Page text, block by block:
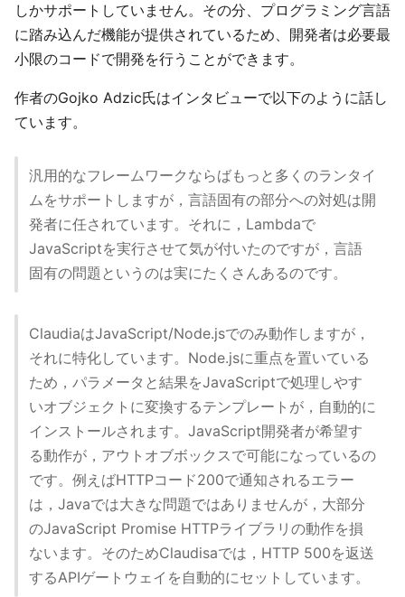
しかサポートしていません。その分、プログラミング言語
に踏み込んだ機能が提供されているため、開発者は必要最
小限のコードで開発を行うことができます。
作者のGojko Adzic氏はインタビューで以下のように話し
ています。
汎用的なフレームワークならばもっと多くのランタイ
ムをサポートしますが，言語固有の部分への対処は開
発者に任されています。それに，Lambdaで
JavaScriptを実行させて気が付いたのですが，言語
固有の問題というのは実にたくさんあるのです。
ClaudiaはJavaScript/Node.jsでのみ動作しますが，
それに特化しています。Node.jsに重点を置いている
ため，パラメータと結果をJavaScriptで処理しやす
いオブジェクトに変換するテンプレートが，自動的に
インストールされます。JavaScript開発者が希望す
る動作が，アウトオブボックスで可能になっているの
です。例えばHTTPコード200で通知されるエラー
は，Javaでは大きな問題ではありませんが，大部分
のJavaScript Promise HTTPライブラリの動作を損
ないます。そのためClaudisaでは，HTTP 500を返送
するAPIゲートウェイを自動的にセットしています。